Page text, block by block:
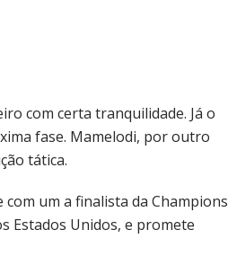
com certa tranquilidade. Já o
fase. Mamelodi, por outro
tática.
um a finalista da Champions
Estados Unidos, e promete